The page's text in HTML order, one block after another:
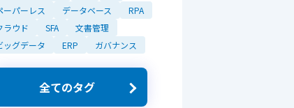
ーパーレス
データベース
RPA
ラウド
SFA
文書管理
ッグデータ
ERP ガバナンス
全てのタグ